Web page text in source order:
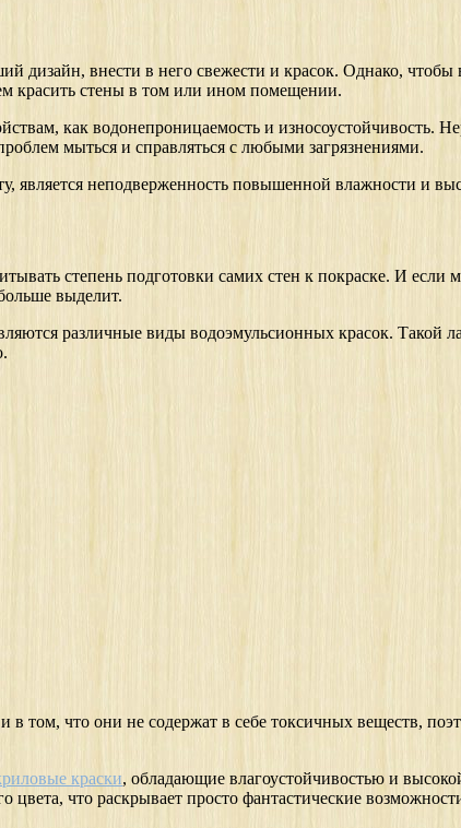
дизайн, внести в него свежести и красок. Однако,
красить стены в том или ином помещении.
как водонепроницаемость и
мыться и справляться с любыми загрязнениями.
является неподверженность повышенной влажности и
степень подготовки самих стен к покраске. И если
выделит.
различные виды водоэмульсионных красок. Такой
том, что они не содержат в себе токсичных веществ,
краски, обладающие влагоустойчивостью и
что раскрывает просто фантастические